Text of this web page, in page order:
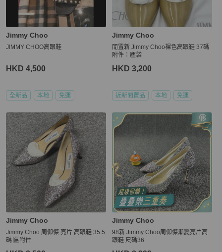
Jimmy Choo
JIMMY CHOO高跟鞋
HKD 4,500
全新品 本地 免運
Jimmy Choo
閒置新 Jimmy Choo裸色高跟鞋 37碼
附件：塵袋
HKD 3,200
近新閒置品 本地 免運
Jimmy Choo
Jimmy Choo 周仰傑 亮片 高跟鞋 35.5
碼 🈚附件
Jimmy Choo
98新 Jimmy Choo周仰傑漸變亮片高
跟鞋 尺碼36